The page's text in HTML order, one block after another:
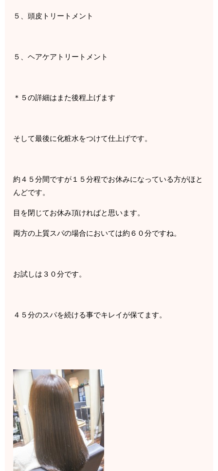
５、頭皮トリートメント
５、ヘアケアトリートメント
＊５の詳細はまた後程上げます
そして最後に化粧水をつけて仕上げです。
約４５分間ですが１５分程でお休みになっている方がほと
んどです。
目を閉じてお休み頂ければと思います。
両方の上質スパの場合においては約６０分ですね。
お試しは３０分です。
４５分のスパを続ける事でキレイが保てます。